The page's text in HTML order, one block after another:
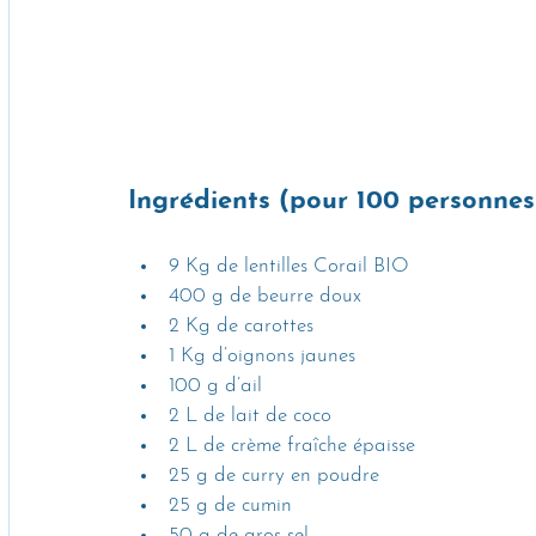
Ingrédients (pour 100
9 Kg de lentilles Corail BIO
400 g de beurre doux
2 Kg de carottes
1 Kg d’oignons jaunes
100 g d’ail
2 L de lait de coco
2 L de crème fraîche épaisse
25 g de curry en poudre
25 g de cumin